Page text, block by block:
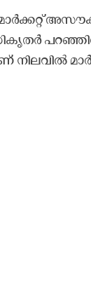
നി​ല​വി​ൽ